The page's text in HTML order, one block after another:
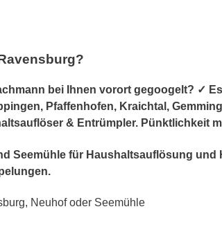
bei Ihnen vorort gegoogelt? ✓
Pfaffenhofen, Kraichtal,
& Entrümpler. Pünktlichkeit
Seemühle für Haushaltsauflösung
Neuhof oder Seemühle